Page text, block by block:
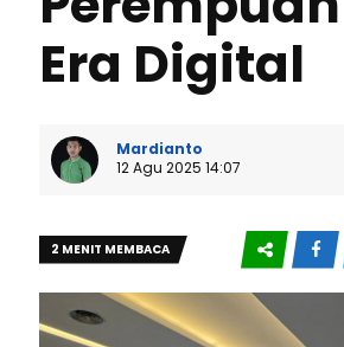
Era Digital
Mardianto
12 Agu 2025 14:07
2 MENIT MEMBACA